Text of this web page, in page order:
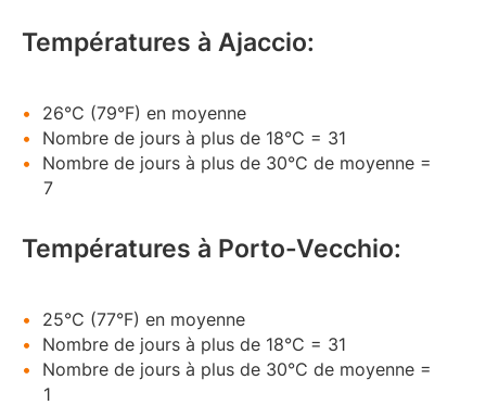
Températures à Ajaccio:
26°C (79°F) en moyenne
Nombre de jours à plus de 18°C = 31
Nombre de jours à plus de 30°C de moyenne =
7
Températures à Porto-Vecchio:
25°C (77°F) en moyenne
Nombre de jours à plus de 18°C = 31
Nombre de jours à plus de 30°C de moyenne =
1